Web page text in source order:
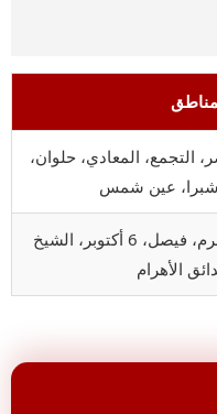
التجمع، المعادي، حلوان،
شبرا، عين شمس
المهندسين، الدقي، الهرم، فيصل، 6 أكتوبر، الشيخ
الأهرام